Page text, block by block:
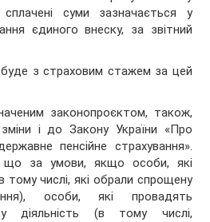
суми зазначається у
єдиного внеску, за звітний
з страховим стажем за цей
законопроєктом, також,
і до Закону України «Про
пенсійне страхування».
що за умови, якщо особи, які
тому числі, які обрали спрощену
особи, які провадять
діяльність (в тому числі,